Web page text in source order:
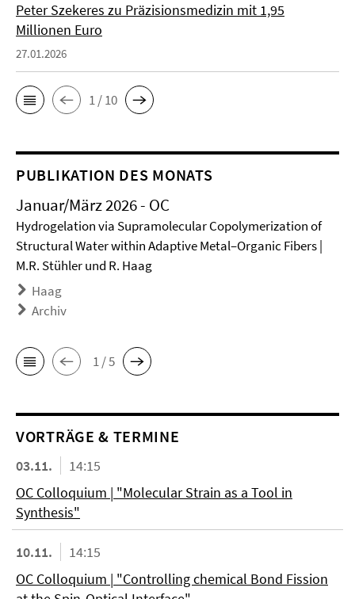
Peter Szekeres zu Präzisionsmedizin mit 1,95
Millionen Euro
27.01.2026
1 / 10
PUBLIKATION DES MONATS
Januar/März 2026 - OC
Hydrogelation via Supramolecular Copolymerization of
Structural Water within Adaptive Metal–Organic Fibers |
M.R. Stühler und R. Haag
Haag
Archiv
1 / 5
VORTRÄGE & TERMINE
03.11.
14:15
OC Colloquium | "Molecular Strain as a Tool in
Synthesis"
10.11.
14:15
OC Colloquium | "Controlling chemical Bond Fission